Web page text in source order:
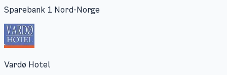
Sparebank 1 Nord-Norge
Vardø Hotel